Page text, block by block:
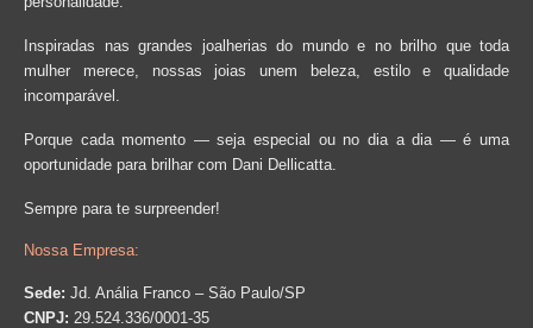
Inspiradas nas grandes joalherias do mundo e no brilho que toda
mulher merece, nossas joias unem beleza, estilo e qualidade
incomparável.
Porque cada momento — seja especial ou no dia a dia — é uma
oportunidade para brilhar com Dani Dellicatta.
Sempre para te surpreender!
Nossa Empresa:
Sede: Jd. Anália Franco – São Paulo/SP
CNPJ: 29.524.336/0001-35